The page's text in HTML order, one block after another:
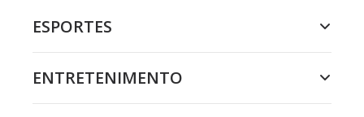
ESPORTES
ENTRETENIMENTO